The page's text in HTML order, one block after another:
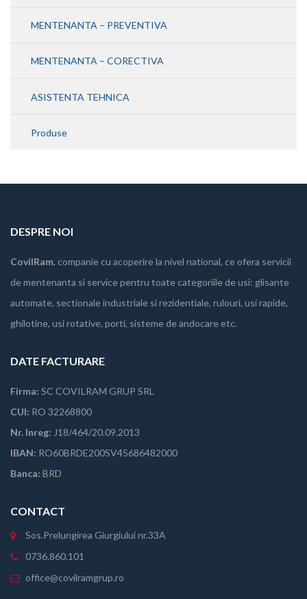
MENTENANTA – PREVENTIVA
MENTENANTA – CORECTIVA
ASISTENTA TEHNICA
Produse
DESPRE NOI
CovilRam, companie cu acoperire la nivel national, ce ofera servicii
de mentenanta si service pentru toate categoriile de usi: glisante
automate, sectionale industriale si rezidentiale, rulouri, usi rapide,
ghilotine, usi rotative, porti, sisteme de andocare etc.
DATE FACTURARE
Firma: SC COVILRAM GRUP SRL
CUI: RO 32268800
Nr. Inreg: J18/464/20.09.2013
IBAN: RO60BRDE200SV45686482000
Banca: BRD
CONTACT
Sos.Prelungirea Giurgiului nr.33A
0736.860.101
office@covilramgrup.ro